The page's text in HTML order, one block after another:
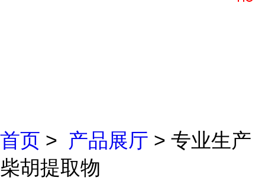
首页 > 产品展厅 > 专业生产
柴胡提取物